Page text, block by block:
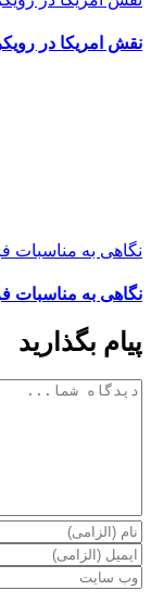
نقش امریکا در
نگاهی به مناسبات
نگاهی به مناسبات
پیام بگذارید
دیدگاه